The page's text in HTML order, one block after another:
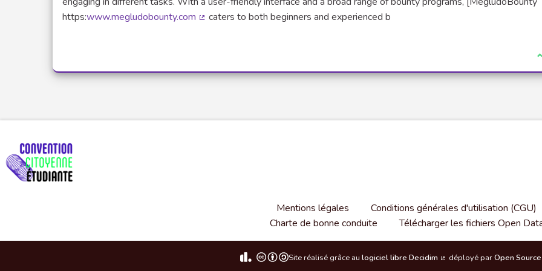
https:www.megludobounty.com caters to both beginners and experienced b
Mentions légales
Conditions générales d'utilisation (CGU)
Charte de bonne conduite
Télécharger les fichiers Open
Site réalisé grâce aulogiciel libre Decidim
(Lien externe)
déployé parOpen